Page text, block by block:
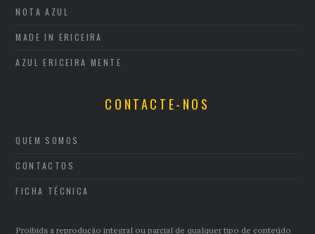
NOTA AZUL
MADE IN ERICEIRA
AZUL ERICEIRA MENTE
CONTACTE-NOS
QUEM SOMOS
CONTACTOS
FICHA TÉCNICA
Proibida a reprodução integral ou parcial de qualquer tipo de conteúdo